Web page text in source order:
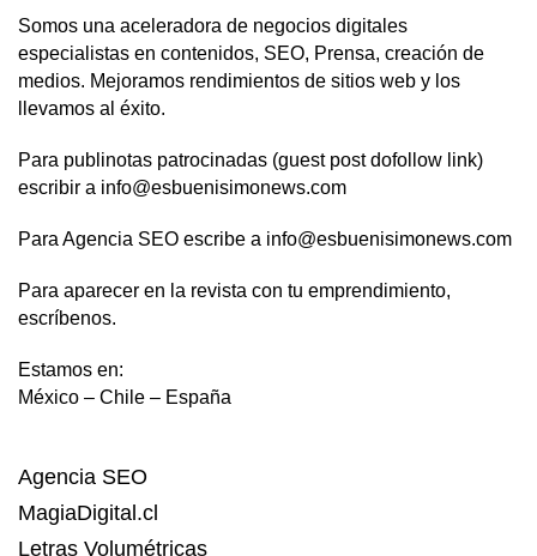
Somos una aceleradora de negocios digitales
especialistas en contenidos, SEO, Prensa, creación de
medios. Mejoramos rendimientos de sitios web y los
llevamos al éxito.
Para publinotas patrocinadas (guest post dofollow link)
escribir a info@esbuenisimonews.com
Para Agencia SEO escribe a info@esbuenisimonews.com
Para aparecer en la revista con tu emprendimiento,
escríbenos.
Estamos en:
México – Chile – España
Agencia SEO
MagiaDigital.cl
Letras Volumétricas